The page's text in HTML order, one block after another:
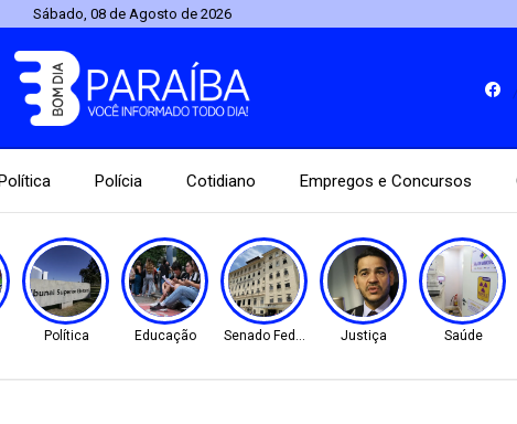
Sábado, 08 de Agosto de 2026
Polícia Cotidiano Empregos e Concursos
Política Educação Senado Federal Justiça Saúde